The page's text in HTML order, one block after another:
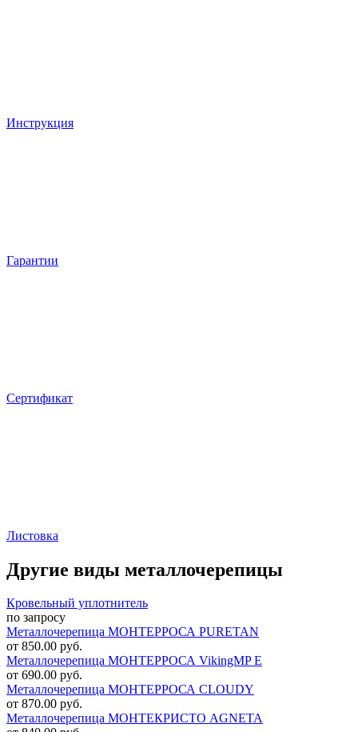
Инструкция
Гарантии
Сертификат
Листовка
Другие виды металлочерепицы
Кровельный уплотнитель
по запросу
Металлочерепица МОНТЕРРОСА PURETAN
от 850.00 руб.
Металлочерепица МОНТЕРРОСА VikingMP E
от 690.00 руб.
Металлочерепица МОНТЕРРОСА CLOUDY
от 870.00 руб.
Металлочерепица МОНТЕКРИСТО AGNETA